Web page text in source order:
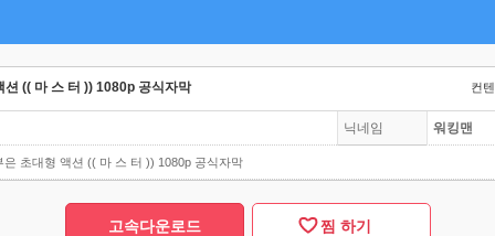
(( 마 스 터 )) 1080p 공식자막 컨
닉네임 워킹맨
은 초대형 액션 (( 마 스 터 )) 1080p 공식자막
고속다운로드 찜 하기